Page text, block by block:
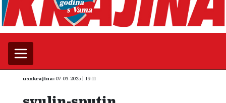
usnkrajina: 07-03-2025 | 19:11